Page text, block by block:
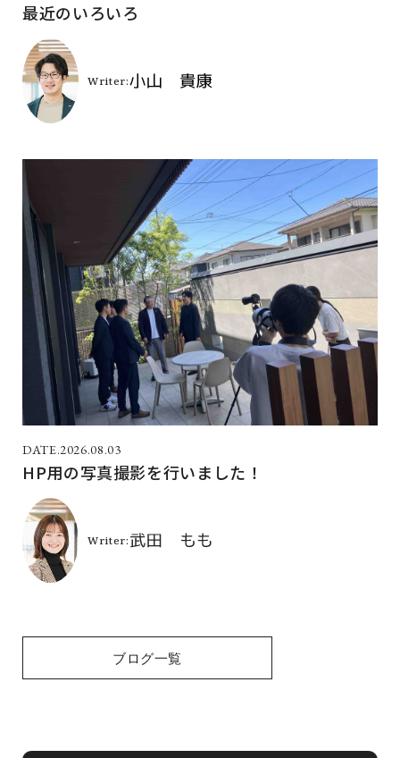
最近のいろいろ
2026.08.03
HP用の写真撮影を行いました！
ブログ一覧